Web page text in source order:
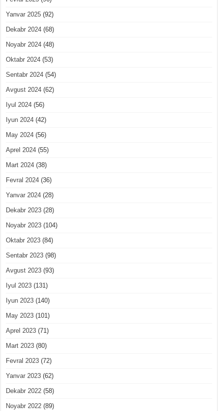
Yanvar 2025 (92)
Dekabr 2024 (68)
Noyabr 2024 (48)
Oktabr 2024 (53)
Sentabr 2024 (54)
Avgust 2024 (62)
Iyul 2024 (56)
Iyun 2024 (42)
May 2024 (56)
Aprel 2024 (55)
Mart 2024 (38)
Fevral 2024 (36)
Yanvar 2024 (28)
Dekabr 2023 (28)
Noyabr 2023 (104)
Oktabr 2023 (84)
Sentabr 2023 (98)
Avgust 2023 (93)
Iyul 2023 (131)
Iyun 2023 (140)
May 2023 (101)
Aprel 2023 (71)
Mart 2023 (80)
Fevral 2023 (72)
Yanvar 2023 (62)
Dekabr 2022 (58)
Noyabr 2022 (89)